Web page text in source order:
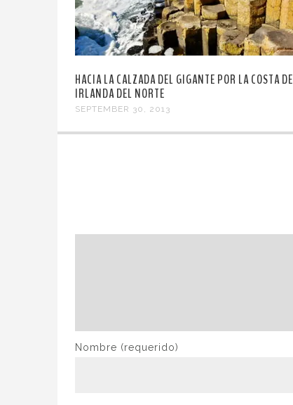
HACIA LA CALZADA DEL GIGANTE POR LA COSTA DE
IRLANDA DEL NORTE
SEPTEMBER 30, 2013
Nombre (requerido)